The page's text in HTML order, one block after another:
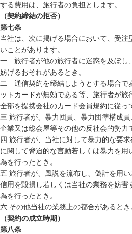
する費用は、旅行者の負担とします。
（契約締結の拒否）
第七条
当社は、次に掲げる場合において、受注
いことがあります。
一 旅行者が他の旅行者に迷惑を及ぼし
妨げるおそれがあるとき。
二 通信契約を締結しようとする場合で
ットカードが無効である等、旅行者が
全部を提携会社のカード会員規約に従っ
三 旅行者が、暴力団員、暴力団準構成
企業又は総会屋等その他の反社会的勢力
四 旅行者が、当社に対して暴力的な要求
に関して脅迫的な言動若しくは暴力を
為を行ったとき。
五 旅行者が、風説を流布し、偽計を用
信用を毀損し若しくは当社の業務を妨
為を行ったとき。
六 その他当社の業務上の都合があるとき
（契約の成立時期）
第八条